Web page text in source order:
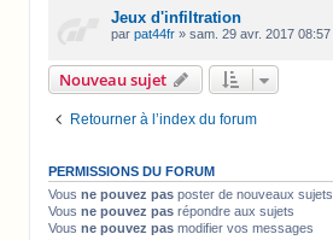
Jeux d'infiltration
parpat44fr »sam. 29 avr. 2017 08:57
Nouveau sujet
Retourner à l’index du forum
PERMISSIONS DU FORUM
Vousne pouvez pas poster de nouveaux sujets
Vousne pouvez pas répondre aux sujets
Vousne pouvez pas modifier vos messages